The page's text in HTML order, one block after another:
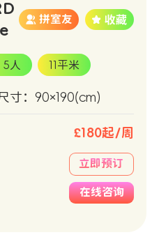
拼室友
人 11平米
寸：90×190(cm)
£180起/周
立即预订
在线咨询